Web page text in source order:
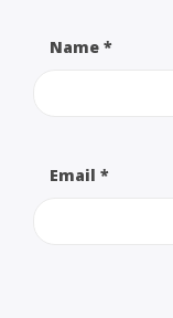
Name *
Email *